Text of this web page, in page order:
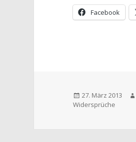
Facebook
Veröffentlicht
am
27. März 2013
Widersprüche